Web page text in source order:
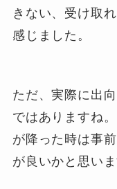
きない、受け取
感じました。
ただ、実際に出
ではありますね
が降った時は事
が良いかと思いま